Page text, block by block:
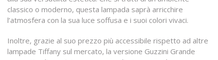
classico o moderno, questa lampada saprà arricchire
l’atmosfera con la sua luce soffusa e i suoi colori vivaci.
Inoltre, grazie al suo prezzo più accessibile rispetto ad altre
lampade Tiffany sul mercato, la versione Guzzini Grande